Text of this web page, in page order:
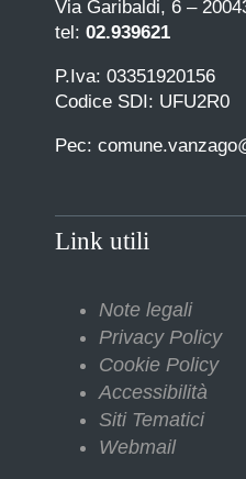
Via Garibaldi, 6 –
tel: 02.939621
P.Iva: 03351920156
Codice SDI: UFU2R0
Pec:
Link utili
Note legali
Privacy Policy
Cookie Policy
Accessibilità
Siti Tematici
Webmail